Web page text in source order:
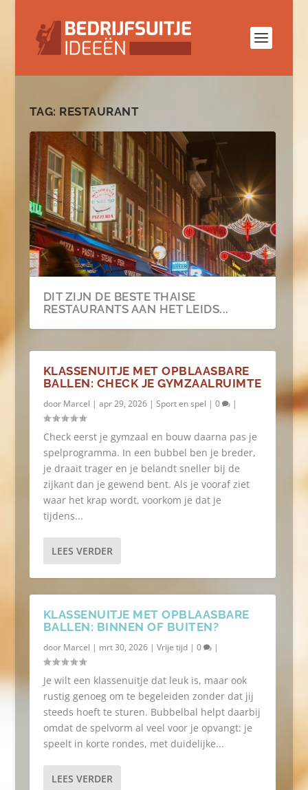
TAG: RESTAURANT
DIT ZIJN DE BESTE THAISE
RESTAURANTS AAN HET LEIDS...
KLASSENUITJE MET OPBLAASBARE
BALLEN: CHECK JE GYMZAALRUIMTE
door Marcel | apr 29, 2026| Sport en spel | 0 |
Check eerst je gymzaal en bouw daarna pas je
spelprogramma. In een bubbel ben je breder,
je draait trager en je belandt sneller bij de
zijkant dan je gewend bent. Als je vooraf ziet
waar het krap wordt, voorkom je dat je
tijdens...
LEES VERDER
KLASSENUITJE MET OPBLAASBARE
BALLEN: BINNEN OF BUITEN?
door Marcel | mrt 30, 2026| Vrije tijd| 0 |
Je wilt een klassenuitje dat leuk is, maar ook
rustig genoeg om te begeleiden zonder dat jij
steeds hoeft te sturen. Bubbelbal helpt daarbij
omdat de spelvorm al veel voor je opvangt: je
speelt in korte rondes, met duidelijke...
LEES VERDER